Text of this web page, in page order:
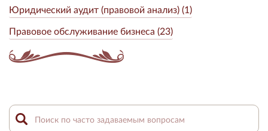
Юридический аудит (правовой анализ) (1)
Правовое обслуживание бизнеса (23)